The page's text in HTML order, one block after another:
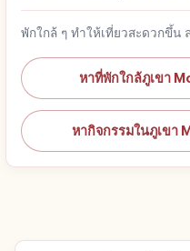
พักใกล้ ๆ ทำให้เที่ยวสะดวกขึ้น
หาที่พักใกล้ภูเขา
หากิจกรรมในภูเขา